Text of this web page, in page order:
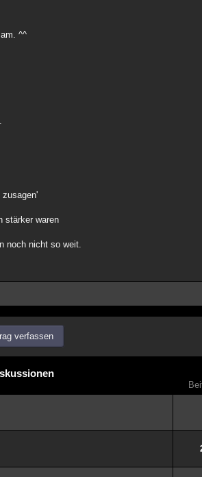
^^
zusagen'
stärker waren
noch nicht so weit.
verfassen